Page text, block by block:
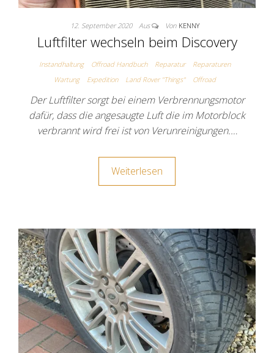
12. September 2020 Aus Von KENNY
Luftfilter wechseln beim Discovery
Instandhaltung Offroad Handbuch Reparatur
Reparaturen
Wartung
Expedition Land Rover "Things" Offroad
Der Luftfilter sorgt bei einem Verbrennungsmotor
dafür, dass die angesaugte Luft die im Motorblock
verbrannt wird frei ist von Verunreinigungen.…
Weiterlesen